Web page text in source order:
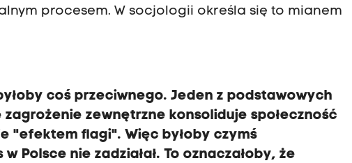
procesem. W socjologii określa się to mianem
coś przeciwnego. Jeden z podstawowych
zewnętrzne konsoliduje społeczność
"efektem flagi". Więc byłoby czymś
Polsce nie zadziałał. To oznaczałoby, że